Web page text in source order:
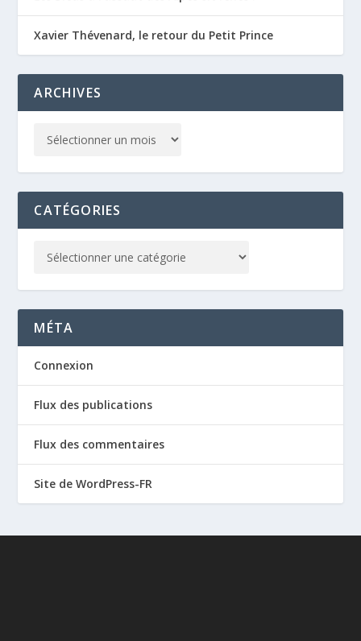
Xavier Thévenard, le retour du Petit Prince
ARCHIVES
CATÉGORIES
MÉTA
Connexion
Flux des publications
Flux des commentaires
Site de WordPress-FR